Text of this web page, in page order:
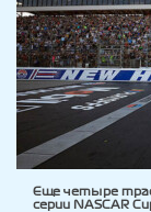
Еще четыре
серии NASCAR